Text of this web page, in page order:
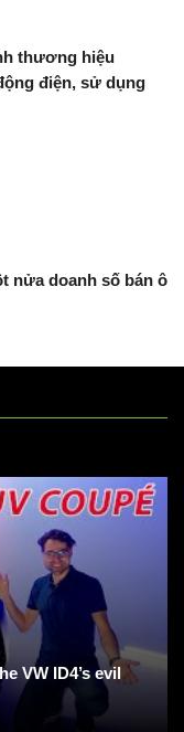
thương hiệu
điện, sử dụng
nửa doanh số bán ô
VW ID4’s evil